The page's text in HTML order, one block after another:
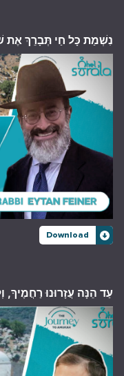
נִשְׁמַת כָּל חַי תְּבָרֵךְ אֶת
Download
עַד הֵנָּה עֲזָרוּנוּ רַחֲמֶיךָ,